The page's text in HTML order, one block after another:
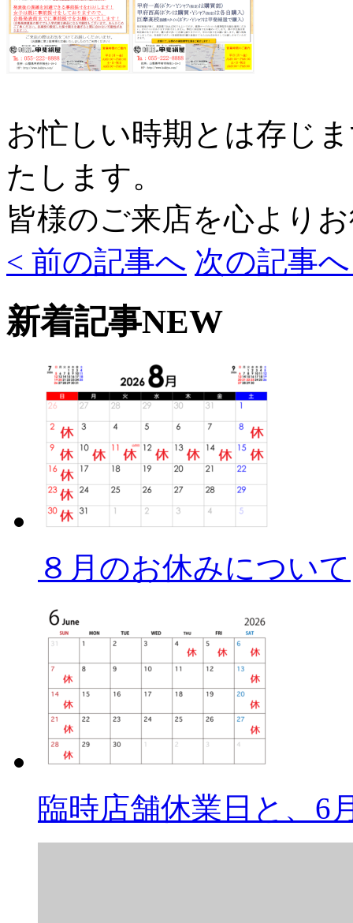
お忙しい時期とは存じ
たします。
皆様のご来店を心より
< 前の記事へ 次の記事
新着記事NEW
８月のお休みについて
臨時店舗休業日と、6